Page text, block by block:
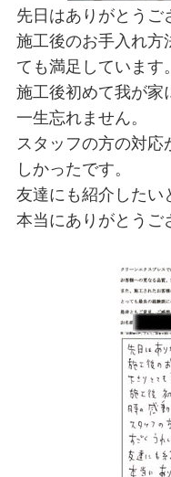
先日はありがとうご
施工後のお手入れ方
ても満足しています。
施工後初めて我が家
一生忘れません。
スタッフの方の対
しかったです。
友達にも紹介したい
本当にありがとうご